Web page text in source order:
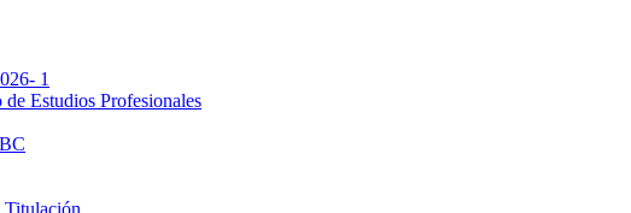
1
Estudios Profesionales
Titulación